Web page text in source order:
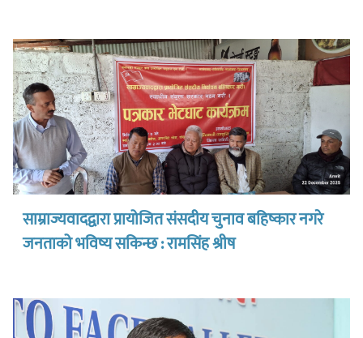
साम्राज्यवादद्वारा प्रायोजित संसदीय चुनाव बहिष्कार नगरे
जनताको भविष्य सकिन्छ : रामसिंह श्रीष